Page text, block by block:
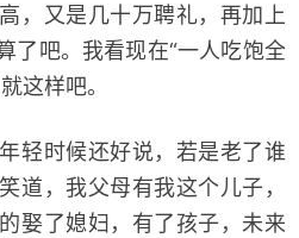
，又是几十万聘礼，再加上
了吧。我看现在“一人吃饱全
这样吧。
时候还好说，若是老了谁
道，我父母有我这个儿子，
娶了媳妇，有了孩子，未来